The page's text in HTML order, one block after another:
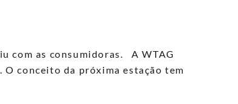
com as consumidoras. A WTAG
conceito da próxima estação tem